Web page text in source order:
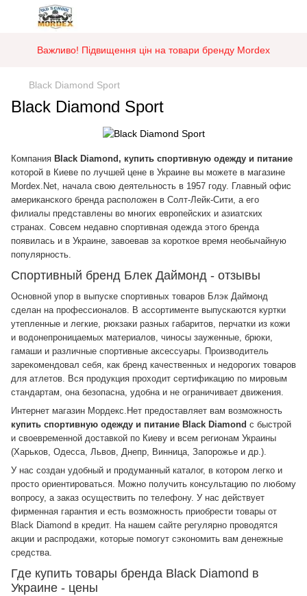
Важливо! Підвищення цін на товари бренду Mordex
Black Diamond Sport
Black Diamond Sport
Компания Black Diamond, купить спортивную одежду и питание
которой в Киеве по лучшей цене в Украине вы можете в магазине
Mordex.Net, начала свою деятельность в 1957 году. Главный офис
американского бренда расположен в Солт-Лейк-Сити, а его
филиалы представлены во многих европейских и азиатских
странах. Совсем недавно спортивная одежда этого бренда
появилась и в Украине, завоевав за короткое время необычайную
популярность.
Спортивный бренд Блек Даймонд - отзывы
Основной упор в выпуске спортивных товаров Блэк Даймонд
сделан на профессионалов. В ассортименте выпускаются куртки
утепленные и легкие, рюкзаки разных габаритов, перчатки из кожи
и водонепроницаемых материалов, чиносы зауженные, брюки,
гамаши и различные спортивные аксессуары. Производитель
зарекомендовал себя, как бренд качественных и недорогих товаров
для атлетов. Вся продукция проходит сертификацию по мировым
стандартам, она безопасна, удобна и не ограничивает движения.
Интернет магазин Мордекс.Нет предоставляет вам возможность
купить спортивную одежду и питание Black Diamond с быстрой
и своевременной доставкой по Киеву и всем регионам Украины
(Харьков, Одесса, Львов, Днепр, Винница, Запорожье и др.).
У нас создан удобный и продуманный каталог, в котором легко и
просто ориентироваться. Можно получить консультацию по любому
вопросу, а заказ осуществить по телефону. У нас действует
фирменная гарантия и есть возможность приобрести товары от
Black Diamond в кредит. На нашем сайте регулярно проводятся
акции и распродажи, которые помогут сэкономить вам денежные
средства.
Где купить товары бренда Black Diamond в
Украине - цены